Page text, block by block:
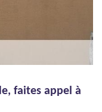
faites appel à